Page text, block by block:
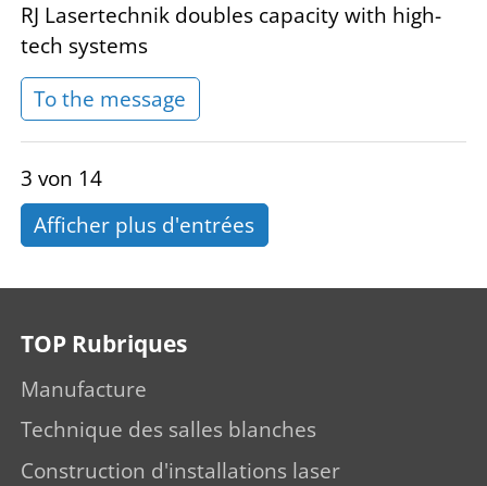
RJ Lasertechnik doubles capacity with high-
tech systems
To the message
3 von 14
Afficher plus d'entrées
TOP Rubriques
Manufacture
Technique des salles blanches
Construction d'installations laser